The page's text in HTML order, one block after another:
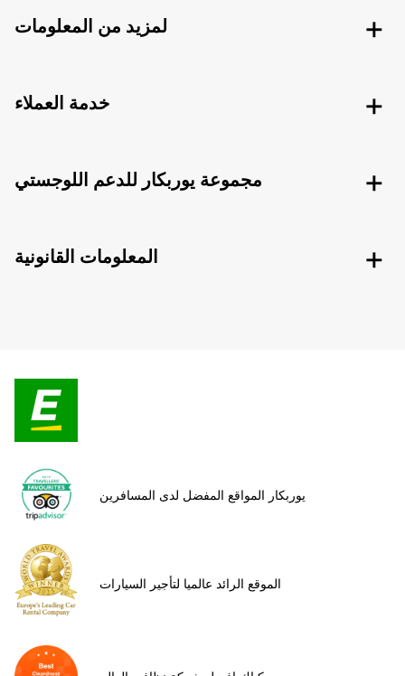
لمزيد من المعلومات
خدمة العملاء
مجموعة يوربكار للدعم اللوجستي
المعلومات القانونية
يوربكار المواقع المفضل لدى المسافرين
الموقع الرائد عالميا لتأجير السيارات